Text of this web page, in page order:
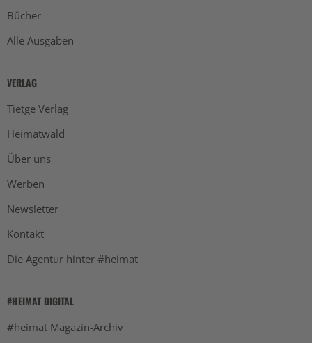
Bücher
Alle Ausgaben
VERLAG
Tietge Verlag
Heimatwald
Über uns
Werben
Newsletter
Kontakt
Die Agentur hinter #heimat
#HEIMAT DIGITAL
#heimat Magazin-Archiv